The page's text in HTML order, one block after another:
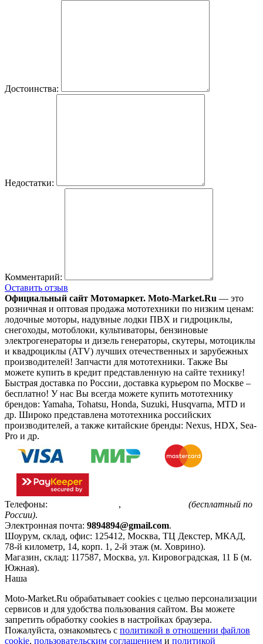
Достоинства:
Недостатки:
Комментарий:
Оставить отзыв
Официальный сайт Мотомаркет. Moto-Market.Ru — это
розничная и оптовая продажа мототехники по низким ценам:
лодочные моторы, надувные лодки ПВХ и гидроциклы,
снегоходы, мотоблоки, культиваторы, бензиновые
электрогенераторы и дизель генераторы, скутеры, мотоциклы
и квадроциклы (ATV) лучших отечественных и зарубежных
производителей! Запчасти для мототехники. Также Вы
можете купить в кредит представленную на сайте технику!
Быстрая доставка по России, доставка курьером по Москве –
бесплатно! У нас Вы всегда можете купить мототехнику
брендов: Yamaha, Tohatsu, Honda, Suzuki, Husqvarna, MTD и
др. Широко представлена мототехника российских
производителей, а также китайские бренды: Nexus, HDX, Sea-
Pro и др.
Телефоны: ,
(бесплатный по
России).
Электронная почта: 9894894@gmail.com.
Шоурум, склад, офис: 125412, Москва, ТЦ Декстер, МКАД,
78-й километр, 14, корп. 1, 2-й этаж (м. Ховрино).
Магазин, склад: 117587, Москва, ул. Кировоградская, 11 Б (м.
Южная).
Наша
Moto-Market.Ru обрабатывает сookies с целью персонализации
сервисов и для удобства пользования сайтом. Вы можете
запретить обработку сookies в настройках браузера.
Пожалуйста, ознакомьтесь с политикой в отношении файлов
cookie, пользовательским соглашением и политикой